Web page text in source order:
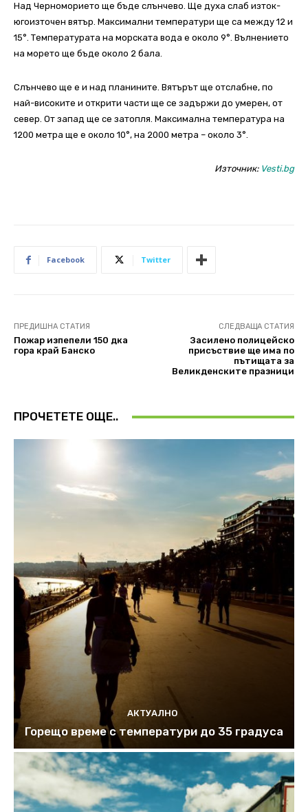
Над Черноморието ще бъде слънчево. Ще духа слаб изток-
югоизточен вятър. Максимални температури ще са между 12 и
15°. Температурата на морската вода е около 9°. Вълнението
на морето ще бъде около 2 бала.
Слънчево ще е и над планините. Вятърът ще отслабне, по
най-високите и открити части ще се задържи до умерен, от
север. От запад ще се затопля. Максимална температура на
1200 метра ще е около 10°, на 2000 метра – около 3°.
Източник: Vesti.bg
Facebook Twitter
ПРЕДИШНА СТАТИЯ
Пожар изпепели 150 дка
гора край Банско
СЛЕДВАЩА СТАТИЯ
Засилено полицейско
присъствие ще има по
пътищата за
Великденските празници
ПРОЧЕТЕТЕ ОЩЕ..
АКТУАЛНО
Горещо време с температури до 35 градуса